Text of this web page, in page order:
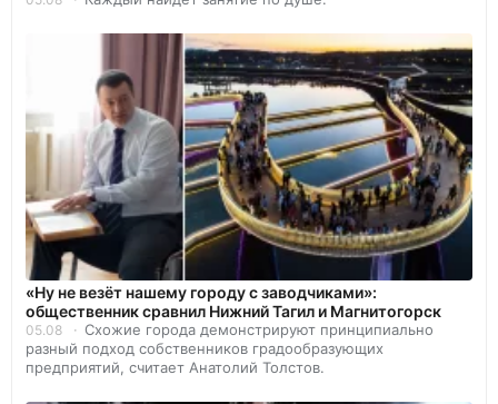
«Ну не везёт нашему городу с заводчиками»:
общественник сравнил Нижний Тагил и Магнитогорск
05.08
Схожие города демонстрируют принципиально
разный подход собственников градообразующих
предприятий, считает Анатолий Толстов.